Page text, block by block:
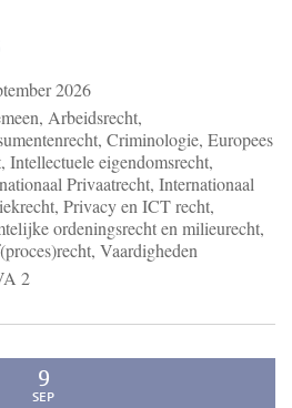
2026
Arbeidsrecht,
Criminologie, Europees
Intellectuele eigendomsrecht,
Privaatrecht, Internationaal
Privacy en ICT recht,
ordeningsrecht en milieurecht,
Vaardigheden
2
9
SEP